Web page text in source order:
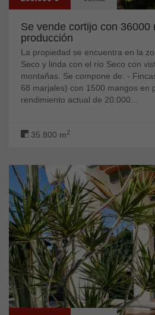
Se vende cortijo con 36000
producción
La propiedad se encuentra en la
Seco y linda con el río Seco con
montañas. Se compone de: -
68 marjales) con 1500 mangos en
rendimiento actual de 20.000...
35.800 m2